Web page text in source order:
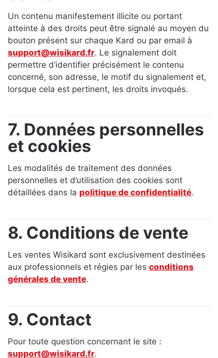
Un contenu manifestement illicite ou portant
atteinte à des droits peut être signalé au moyen du
bouton présent sur chaque Kard ou par email à
support@wisikard.fr. Le signalement doit
permettre d’identifier précisément le contenu
concerné, son adresse, le motif du signalement et,
lorsque cela est pertinent, les droits invoqués.
7. Données personnelles
et cookies
Les modalités de traitement des données
personnelles et d’utilisation des cookies sont
détaillées dans la politique de confidentialité.
8. Conditions de vente
Les ventes Wisikard sont exclusivement destinées
aux professionnels et régies par les conditions
générales de vente.
9. Contact
Pour toute question concernant le site :
support@wisikard.fr.